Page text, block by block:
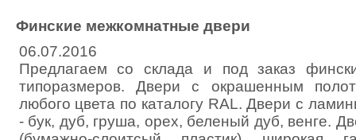
Финские межкомнатные двери
06.07.2016
Предлагаем со склада и под заказ
типоразмеров. Двери с окрашенным
любого цвета по каталогу RAL. Двери с
- бук, дуб, груша, орех, беленый дуб, венге.